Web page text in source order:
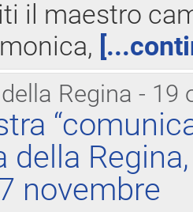
il maestro
Regina - 19
della
novembre